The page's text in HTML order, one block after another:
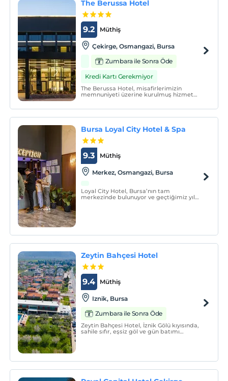
The Berussa Hotel
Müthiş
9.2
Çekirge, Osmangazi, Bursa
Zumbara ile Sonra Öde
Kredi Kartı Gerekmiyor
The Berussa Hotel, misafirlerimizin
memnuniyeti üzerine kurulmuş hizmet
Double Suit ile yenilenmiş olup,
mükemmel Bursa ve Uludağ manzar
Bursa Loyal City Hotel & Spa
Müthiş
9.3
Merkez, Osmangazi, Bursa
Loyal City Hotel, Bursa’nın tam
merkezinde bulunuyor ve geçtiğimiz yıl
Zeytin Bahçesi Hotel
Müthiş
9.4
Iznik, Bursa
Zumbara ile Sonra Öde
Zeytin Bahçesi Hotel, İznik Gölü kıyısında,
sahile sıfır, eşsiz göl ve gün batımı